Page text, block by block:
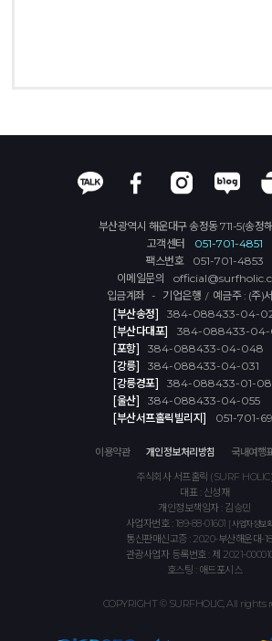
부산광역시 해운대구 송정동 711-5(송정
고객센터
051-701-4851
팩스번호
051-701-4853
이메일문의
입금계좌 - 기업은행/예금주 : (주)
[부산송정]
384-088433-04-
[부산다대포]
384-088433-
[포항]
384-088433-04-048
[강릉]
384-088433-04-031
[강릉경포]
384-088433-01-
[울산]
384-088433-04-055
[부산서프홀릭빌리지]
051-701-
이용약관 개인정보처리방침
국내여행
주식회사 서프홀릭 (SURF HOLIC)
대표 : 신성재
개인정보책임자 : 김승민
사업자번호 : 189-88-01601 [ 사업자정보
통신판매신고증 : 2020-부산해운대-
관광사업자 등록번호 : 제 2021-
호스팅 : 애드포시스
COPYRIGHT © SURFHOLIC, All rights